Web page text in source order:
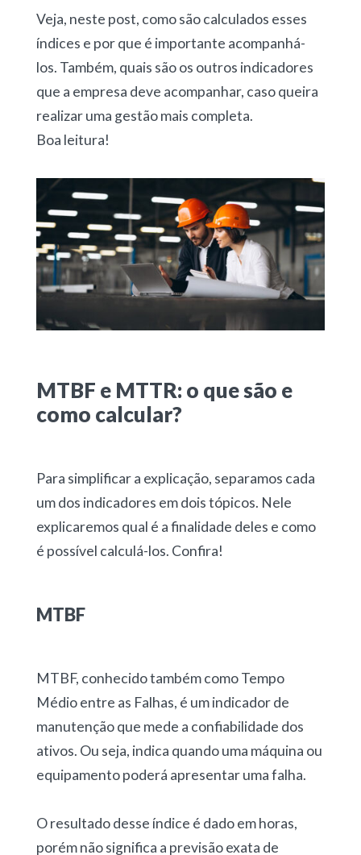
Veja, neste post, como são calculados esses
índices e por que é importante acompanhá-
los. Também, quais são os outros indicadores
que a empresa deve acompanhar, caso queira
realizar uma gestão mais completa.
Boa leitura!
MTBF e MTTR: o que são e
como calcular?
Para simplificar a explicação, separamos cada
um dos indicadores em dois tópicos. Nele
explicaremos qual é a finalidade deles e como
é possível calculá-los. Confira!
MTBF
MTBF, conhecido também como Tempo
Médio entre as Falhas, é um indicador de
manutenção que mede a confiabilidade dos
ativos. Ou seja, indica quando uma máquina ou
equipamento poderá apresentar uma falha.
O resultado desse índice é dado em horas,
porém não significa a previsão exata de